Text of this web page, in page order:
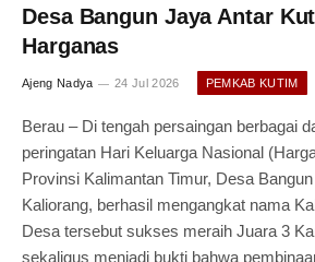
Desa Bangun Jaya Antar
Harganas
Ajeng Nadya 24 Jul 2026 PEMKAB KUTIM
Berau – Di tengah persaingan berbagai
peringatan Hari Keluarga Nasional
Provinsi Kalimantan Timur, Desa
Kaliorang, berhasil mengangkat nama
Desa tersebut sukses meraih Juara 3
sekaligus menjadi bukti bahwa